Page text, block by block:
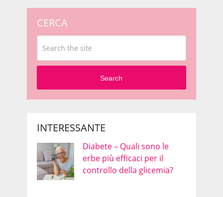
CERCA
Search
INTERESSANTE
Diabete – Quali sono le
erbe più efficaci per il
controllo della glicemia?